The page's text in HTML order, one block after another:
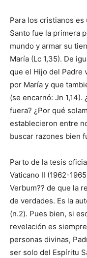
Para los cristianos
Santo fue la primera
mundo y armar su
María (Lc 1,35). De
que el Hijo del Padre
por María y que
(se encarnó: Jn
fuera? ¿Por qué
establecieron entre
buscar razones bien
Parto de la tesis
Vaticano II (1962-
Verbum?? de que la
de verdades. Es la
(n.2). Pues bien, si
revelación es
personas divinas,
ser solo del Espíritu